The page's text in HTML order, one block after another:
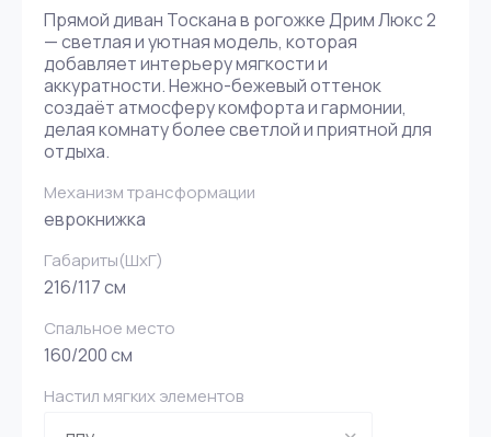
Прямой диван Тоскана в рогожке Дрим Люкс 2
— светлая и уютная модель, которая
добавляет интерьеру мягкости и
аккуратности. Нежно-бежевый оттенок
создаёт атмосферу комфорта и гармонии,
делая комнату более светлой и приятной для
отдыха.
Механизм трансформации
еврокнижка
Габариты(ШxГ)
216/117 см
Спальное место
160/200 см
Настил мягких элементов